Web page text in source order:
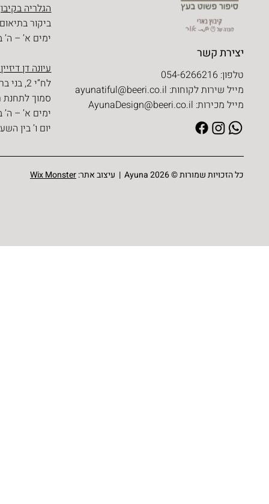
הגלריה
ביקור
ימים א’ – ה’ בין
עיונה דן
לח”י 2, בני ברק
סמוך לתחנת
ימים א’ – ה’ בין
יום ו’ בין השעות 09:30
יצירת קשר
טלפון: 054-6266216
מייל שירות לקוחות: ayunatiful@beeri.co.il
מייל מכירות: AyunaDesign@beeri.co.il
כל הזכויות שמורות © Ayuna 2026 | עיצוב אתר: Wix Monster